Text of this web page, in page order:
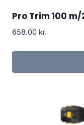
Pro Trim 100
658.00 kr.